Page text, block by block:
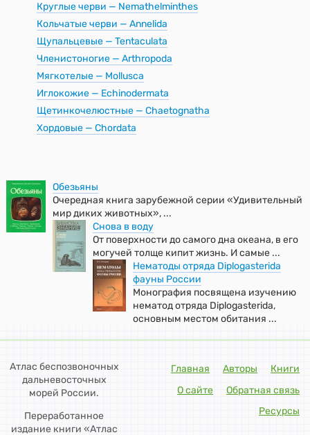
Круглые черви — Nemathelminthes
Кольчатые черви — Annelida
Щупальцевые — Tentaculata
Членистоногие — Arthropoda
Мягкотелые — Mollusca
Иглокожие — Echinodermata
Щетинкочелюстные — Chaetognatha
Хордовые — Chordata
Обезьяны
Очередная книга зарубежной серии «Удивительный
мир диких животных», ...
Снова в воду
От поверхности до самого дна океана, в его
могучей толще кипит жизнь. И самые ...
Нематоды отряда Diplogasterida
фауны России
Монография посвящена изучению
нематод отряда Diplogasterida,
основным местом обитания ...
Атлас беспозвоночных
дальневосточных
морей России.
Переработанное
издание книги «Атлас
Главная Авторы
Книги
О сайте
Обратная связь
Ресурсы